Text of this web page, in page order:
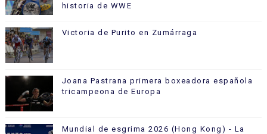
historia de WWE
Victoria de Purito en Zumárraga
Joana Pastrana primera boxeadora española
tricampeona de Europa
Mundial de esgrima 2026 (Hong Kong) - La